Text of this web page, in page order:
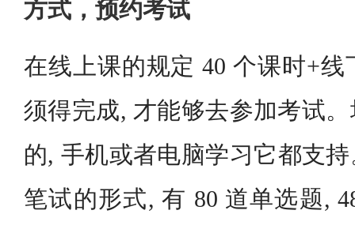
方式，预约考试
在线上课的规定 40 个课时+
须得完成, 才能够去参加考试
的, 手机或者电脑学习它都支
笔试的形式, 有 80 道单选题,